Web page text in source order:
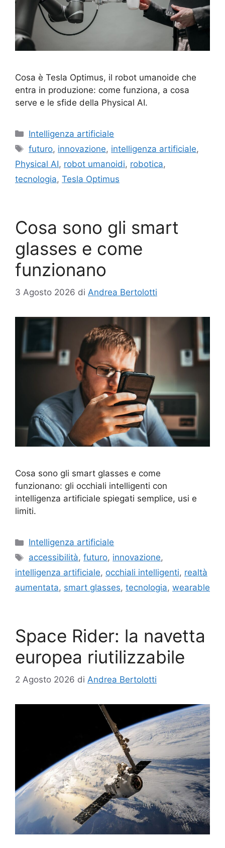
Cosa è Tesla Optimus, il robot umanoide che
entra in produzione: come funziona, a cosa
serve e le sfide della Physical AI.
Categorie
Intelligenza artificiale
Tag
futuro, innovazione, intelligenza artificiale,
Physical AI, robot umanoidi, robotica,
tecnologia, Tesla Optimus
Cosa sono gli smart
glasses e come
funzionano
3 Agosto 2026 di Andrea Bertolotti
Cosa sono gli smart glasses e come
funzionano: gli occhiali intelligenti con
intelligenza artificiale spiegati semplice, usi e
limiti.
Categorie
Intelligenza artificiale
Tag
accessibilità,futuro, innovazione,
intelligenza artificiale, occhiali intelligenti, realtà
aumentata, smart glasses, tecnologia, wearable
Space Rider: la navetta
europea riutilizzabile
2 Agosto 2026 di Andrea Bertolotti